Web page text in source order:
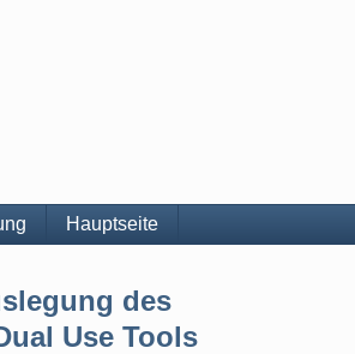
Hauptseite
des
Use Tools